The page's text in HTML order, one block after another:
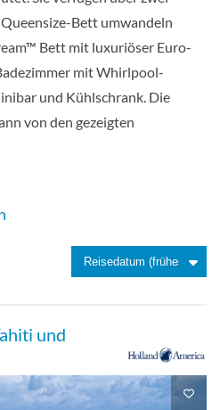
Bett umwandeln
Bett mit luxuriöser Euro-
mit Whirlpool-
und Kühlschrank. Die
von den gezeigten
und